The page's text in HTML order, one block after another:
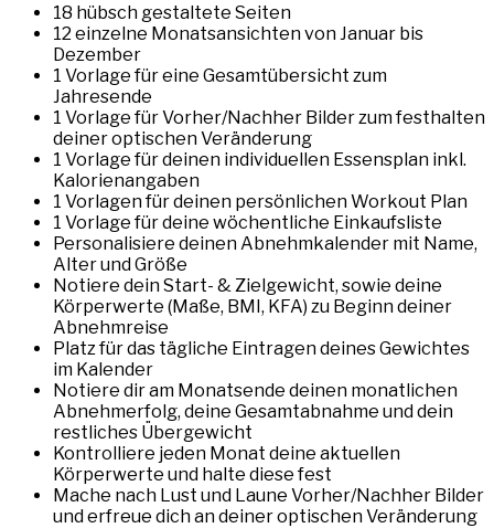
18 hübsch gestaltete Seiten
12 einzelne Monatsansichten von Januar bis
Dezember
1 Vorlage für eine Gesamtübersicht zum
Jahresende
1 Vorlage für Vorher/Nachher Bilder zum festhalten
deiner optischen Veränderung
1 Vorlage für deinen individuellen Essensplan inkl.
Kalorienangaben
1 Vorlagen für deinen persönlichen Workout Plan
1 Vorlage für deine wöchentliche Einkaufsliste
Personalisiere deinen Abnehmkalender mit Name,
Alter und Größe
Notiere dein Start- & Zielgewicht, sowie deine
Körperwerte (Maße, BMI, KFA) zu Beginn deiner
Abnehmreise
Platz für das tägliche Eintragen deines Gewichtes
im Kalender
Notiere dir am Monatsende deinen monatlichen
Abnehmerfolg, deine Gesamtabnahme und dein
restliches Übergewicht
Kontrolliere jeden Monat deine aktuellen
Körperwerte und halte diese fest
Mache nach Lust und Laune Vorher/Nachher Bilder
und erfreue dich an deiner optischen Veränderung